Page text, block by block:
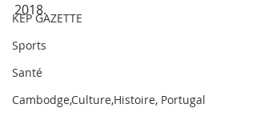
KEP GAZETTE
Sports
Santé
Cambodge,Culture,Histoire, Portugal
2018.